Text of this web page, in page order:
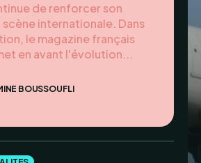
de renforcer son
internationale. Dans
le magazine français
en avant l'évolution...
BOUSSOUFLI